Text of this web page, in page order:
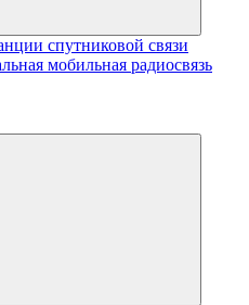
спутниковой связи
мобильная радиосвязь